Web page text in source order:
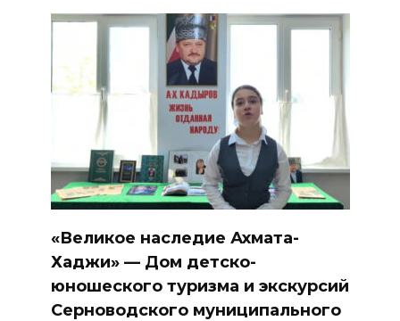
«Великое наследие Ахмата-
Хаджи» — Дом детско-
юношеского туризма и экскурсий
Серноводского муниципального